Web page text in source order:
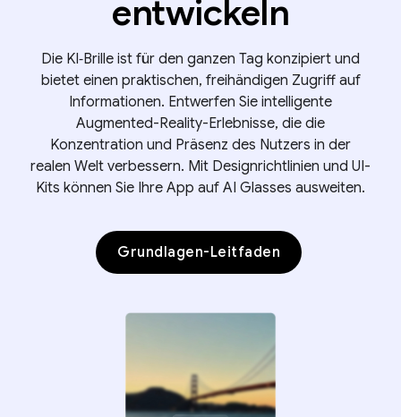
entwickeln
Die KI‑Brille ist für den ganzen Tag konzipiert und
bietet einen praktischen, freihändigen Zugriff auf
Informationen. Entwerfen Sie intelligente
Augmented-Reality-Erlebnisse, die die
Konzentration und Präsenz des Nutzers in der
realen Welt verbessern. Mit Designrichtlinien und UI-
Kits können Sie Ihre App auf AI Glasses ausweiten.
Grundlagen-Leitfaden